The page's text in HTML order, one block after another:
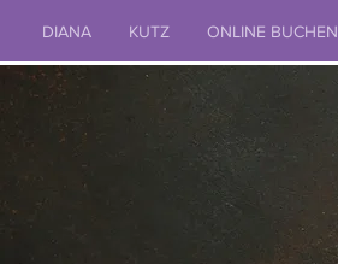
DIANA KUTZ ONLINE BUCHEN